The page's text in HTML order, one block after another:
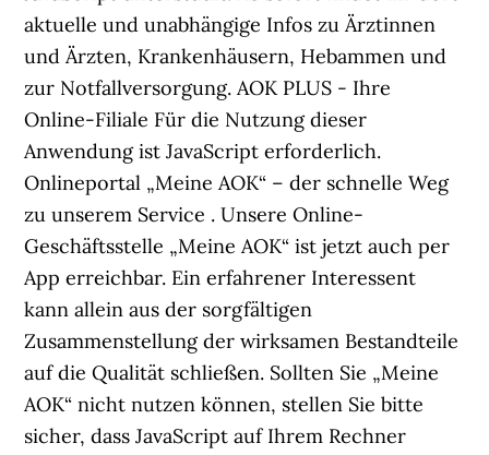
aktuelle und unabhängige Infos zu Ärztinnen
und Ärzten, Krankenhäusern, Hebammen und
zur Notfallversorgung. AOK PLUS - Ihre
Online-Filiale Für die Nutzung dieser
Anwendung ist JavaScript erforderlich.
Onlineportal „Meine AOK“ – der schnelle Weg
zu unserem Service . Unsere Online-
Geschäftsstelle „Meine AOK“ ist jetzt auch per
App erreichbar. Ein erfahrener Interessent
kann allein aus der sorgfältigen
Zusammenstellung der wirksamen Bestandteile
auf die Qualität schließen. Sollten Sie „Meine
AOK“ nicht nutzen können, stellen Sie bitte
sicher, dass JavaScript auf Ihrem Rechner